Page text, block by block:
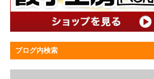
ブログ内検索